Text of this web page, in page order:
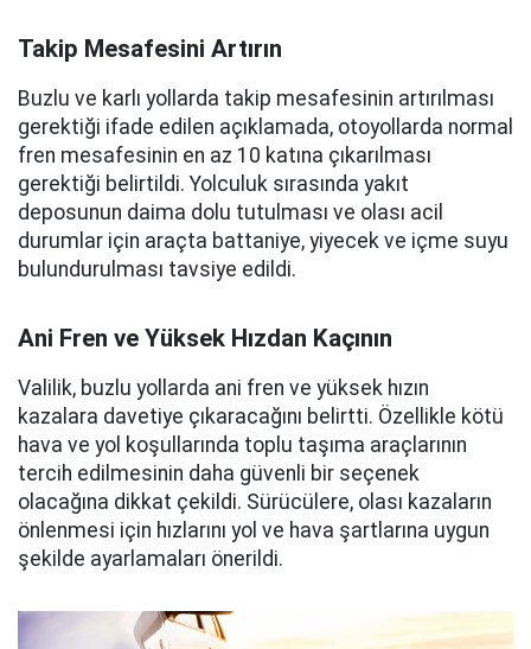
Takip Mesafesini Artırın
Buzlu ve karlı yollarda takip mesafesinin artırılması
gerektiği ifade edilen açıklamada, otoyollarda normal
fren mesafesinin en az 10 katına çıkarılması
gerektiği belirtildi. Yolculuk sırasında yakıt
deposunun daima dolu tutulması ve olası acil
durumlar için araçta battaniye, yiyecek ve içme suyu
bulundurulması tavsiye edildi.
Ani Fren ve Yüksek Hızdan Kaçının
Valilik, buzlu yollarda ani fren ve yüksek hızın
kazalara davetiye çıkaracağını belirtti. Özellikle kötü
hava ve yol koşullarında toplu taşıma araçlarının
tercih edilmesinin daha güvenli bir seçenek
olacağına dikkat çekildi. Sürücülere, olası kazaların
önlenmesi için hızlarını yol ve hava şartlarına uygun
şekilde ayarlamaları önerildi.